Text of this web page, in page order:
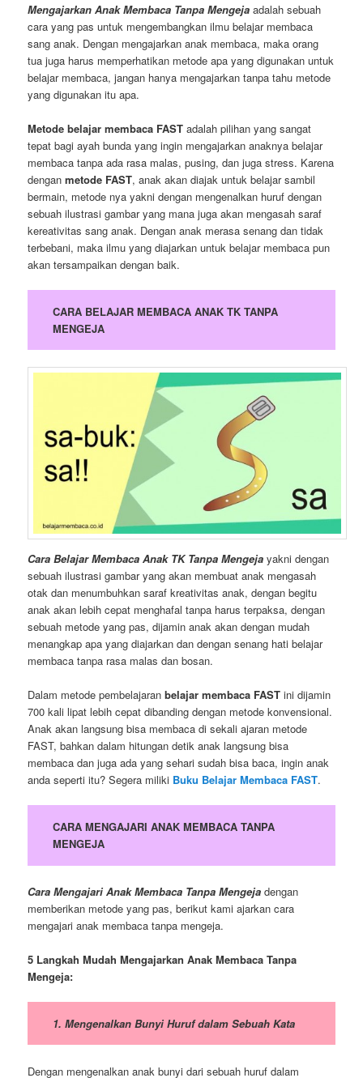
Mengajarkan Anak Membaca Tanpa Mengeja adalah sebuah
cara yang pas untuk mengembangkan ilmu belajar membaca
sang anak. Dengan mengajarkan anak membaca, maka orang
tua juga harus memperhatikan metode apa yang digunakan untuk
belajar membaca, jangan hanya mengajarkan tanpa tahu metode
yang digunakan itu apa.
Metode belajar membaca FAST adalah pilihan yang sangat
tepat bagi ayah bunda yang ingin mengajarkan anaknya belajar
membaca tanpa ada rasa malas, pusing, dan juga stress. Karena
denganmetode FAST, anak akan diajak untuk belajar sambil
bermain, metode nya yakni dengan mengenalkan huruf dengan
sebuah ilustrasi gambar yang mana juga akan mengasah saraf
kereativitas sang anak. Dengan anak merasa senang dan tidak
terbebani, maka ilmu yang diajarkan untuk belajar membaca pun
akan tersampaikan dengan baik.
CARA BELAJAR MEMBACA ANAK TK TANPA
MENGEJA
Cara Belajar Membaca Anak TK Tanpa Mengeja yakni dengan
sebuah ilustrasi gambar yang akan membuat anak mengasah
otak dan menumbuhkan saraf kreativitas anak, dengan begitu
anak akan lebih cepat menghafal tanpa harus terpaksa, dengan
sebuah metode yang pas, dijamin anak akan dengan mudah
menangkap apa yang diajarkan dan dengan senang hati belajar
membaca tanpa rasa malas dan bosan.
Dalam metode pembelajaranbelajar membaca FAST ini dijamin
700 kali lipat lebih cepat dibanding dengan metode konvensional.
Anak akan langsung bisa membaca di sekali ajaran metode
FAST, bahkan dalam hitungan detik anak langsung bisa
membaca dan juga ada yang sehari sudah bisa baca, ingin anak
anda seperti itu? Segera miliki Buku Belajar Membaca FAST.
CARA MENGAJARI ANAK MEMBACA TANPA
MENGEJA
Cara Mengajari Anak Membaca Tanpa Mengeja dengan
memberikan metode yang pas, berikut kami ajarkan cara
mengajari anak membaca tanpa mengeja.
5 Langkah Mudah Mengajarkan Anak Membaca Tanpa
Mengeja:
1. Mengenalkan Bunyi Huruf dalam Sebuah Kata
Dengan mengenalkan anak bunyi dari sebuah huruf dalam